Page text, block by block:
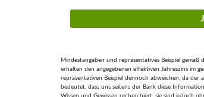
Mindestangaben und repräsentatives Beispiel
erhalten den angegebenen effektiven Jahreszins im
repräsentativen Beispiel dennoch abweichen, da der
bedeutet, dass uns seitens der Bank diese
Wissen und Gewissen recherchiert, sie sind jedoch